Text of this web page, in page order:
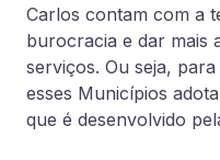
Carlos contam com a
burocracia e dar mais
serviços. Ou seja,
esses Municípios
que é desenvolvido